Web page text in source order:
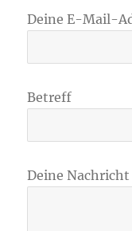
Deine E-Mail-
Betreff
Deine Nachricht